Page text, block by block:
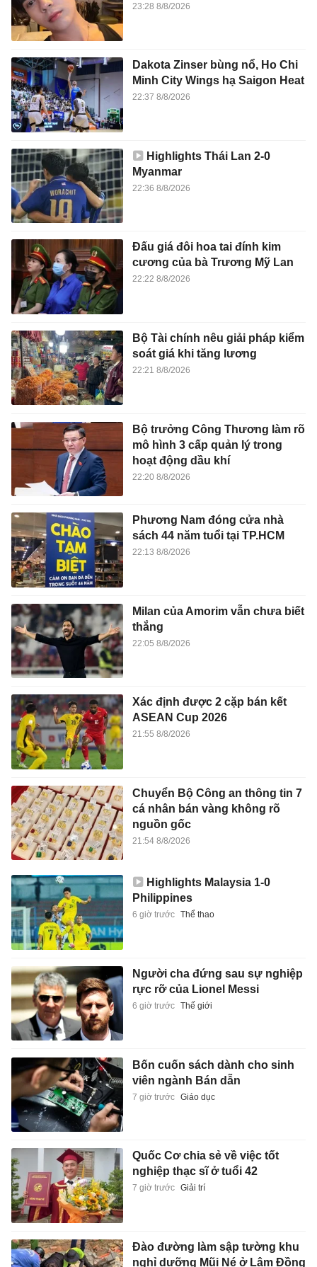
23:28 8/8/2026
Dakota Zinser bùng nổ, Ho Chi
Minh City Wings hạ Saigon Heat
22:37 8/8/2026
Highlights Thái Lan 2-0
Myanmar
22:36 8/8/2026
Đấu giá đôi hoa tai đính kim
cương của bà Trương Mỹ Lan
22:22 8/8/2026
Bộ Tài chính nêu giải pháp kiểm
soát giá khi tăng lương
22:21 8/8/2026
Bộ trưởng Công Thương làm rõ
mô hình 3 cấp quản lý trong
hoạt động dầu khí
22:20 8/8/2026
Phương Nam đóng cửa nhà
sách 44 năm tuổi tại TP.HCM
22:13 8/8/2026
Milan của Amorim vẫn chưa biết
thắng
22:05 8/8/2026
Xác định được 2 cặp bán kết
ASEAN Cup 2026
21:55 8/8/2026
Chuyển Bộ Công an thông tin 7
cá nhân bán vàng không rõ
nguồn gốc
21:54 8/8/2026
Highlights Malaysia 1-0
Philippines
6 giờ trước Thể thao
Người cha đứng sau sự nghiệp
rực rỡ của Lionel Messi
6 giờ trước Thế giới
Bốn cuốn sách dành cho sinh
viên ngành Bán dẫn
7 giờ trước Giáo dục
Quốc Cơ chia sẻ về việc tốt
nghiệp thạc sĩ ở tuổi 42
7 giờ trước Giải trí
Đào đường làm sập tường khu
nghỉ dưỡng Mũi Né ở Lâm Đồng